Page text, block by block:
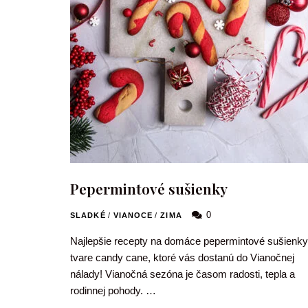
Pepermintové sušienky
SLADKÉ / VIANOCE / ZIMA 0
Najlepšie recepty na domáce pepermintové
tvare candy cane, ktoré vás dostanú do Vianočnej
nálady! Vianočná sezóna je časom radosti, tepla a
rodinnej pohody. …